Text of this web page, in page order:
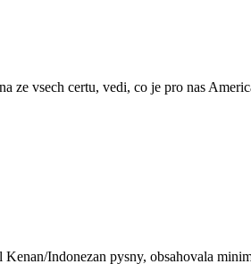
ze vsech certu, vedi, co je pro nas
Indonezan pysny, obsahovala